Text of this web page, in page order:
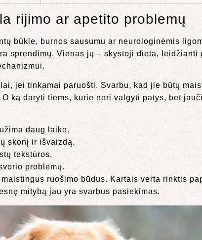
rijimo ar apetito problemų
būkle, burnos sausumu ar neurologinėmis
sprendimų. Vienas jų – skystoji dieta, leidžianti
jei tinkamai paruošti. Svarbu, kad jie būtų
ką daryti tiems, kurie nori valgyti patys, bet
daug laiko.
skonį ir išvaizdą.
tekstūros.
problemų.
ruošimo būdus. Kartais verta rinktis
mitybą jau yra svarbus pasiekimas.